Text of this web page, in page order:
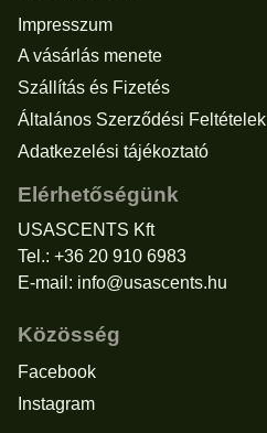
Impresszum
A vásárlás menete
Szállítás és Fizetés
Általános Szerződési Feltételek
Adatkezelési tájékoztató
Elérhetőségünk
USASCENTS Kft
Tel.: +36 20 910 6983
E-mail: info@usascents.hu
Közösség
Facebook
Instagram